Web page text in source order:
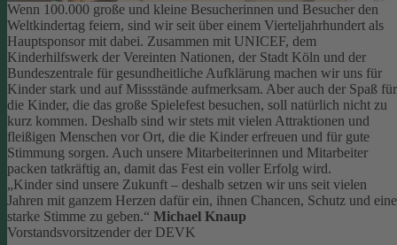
Wenn 100.000 große und kleine Besucherinnen und Besucher den
Weltkindertag feiern, sind wir seit über einem Vierteljahrhundert als
Hauptsponsor mit dabei. Zusammen mit UNICEF, dem
Kinderhilfswerk der Vereinten Nationen, der Stadt Köln und der
Bundeszentrale für gesundheitliche Aufklärung machen wir uns für
Kinder stark und auf Missstände aufmerksam. Aber auch der Spaß für
die Kinder, die das große Spielefest besuchen, soll natürlich nicht zu
kurz kommen. Deshalb sind wir stets mit vielen Attraktionen und
fleißigen Menschen vor Ort, die die Kinder erfreuen und für gute
Stimmung sorgen. Auch unsere Mitarbeiterinnen und Mitarbeiter
packen tatkräftig an, damit das Fest ein voller Erfolg wird.
„Kinder sind unsere Zukunft – deshalb setzen wir uns seit vielen
Jahren mit ganzem Herzen dafür ein, ihnen Chancen, Schutz und eine
starke Stimme zu geben.“ Michael Knaup
Vorstandsvorsitzender der DEVK